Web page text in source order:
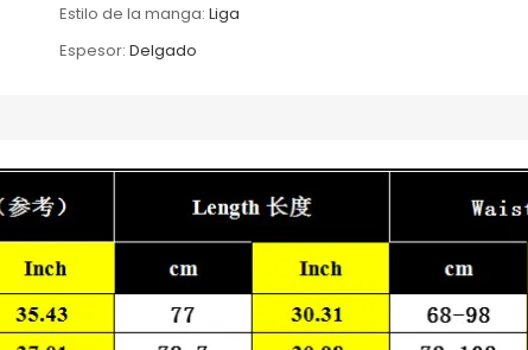
Estilo de la manga: Liga
Espesor: Delgado